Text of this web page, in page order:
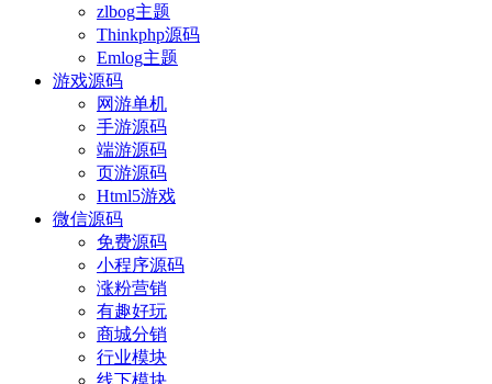
zlbog主题
Thinkphp源码
Emlog主题
游戏源码
网游单机
手游源码
端游源码
页游源码
Html5游戏
微信源码
免费源码
小程序源码
涨粉营销
有趣好玩
商城分销
行业模块
线下模块